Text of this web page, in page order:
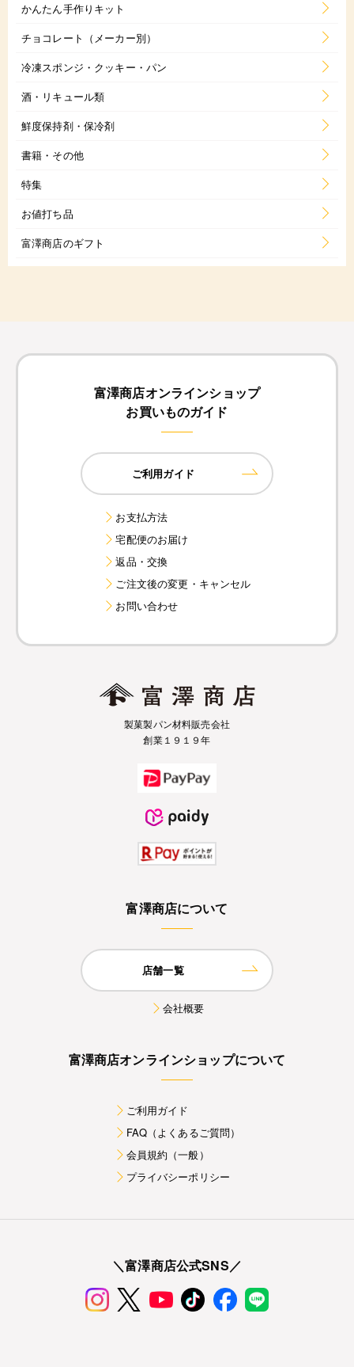
かんたん手作りキット
チョコレート（メーカー別）
冷凍スポンジ・クッキー・パン
酒・リキュール類
鮮度保持剤・保冷剤
書籍・その他
特集
お値打ち品
富澤商店のギフト
富澤商店オンラインショップ
お買いものガイド
ご利用ガイド
お支払方法
宅配便のお届け
返品・交換
ご注文後の変更・キャンセル
お問い合わせ
製菓製パン材料販売会社
創業１９１９年
富澤商店について
店舗一覧
会社概要
富澤商店オンラインショップについて
ご利用ガイド
FAQ（よくあるご質問）
会員規約（一般）
プライバシーポリシー
＼富澤商店公式SNS／